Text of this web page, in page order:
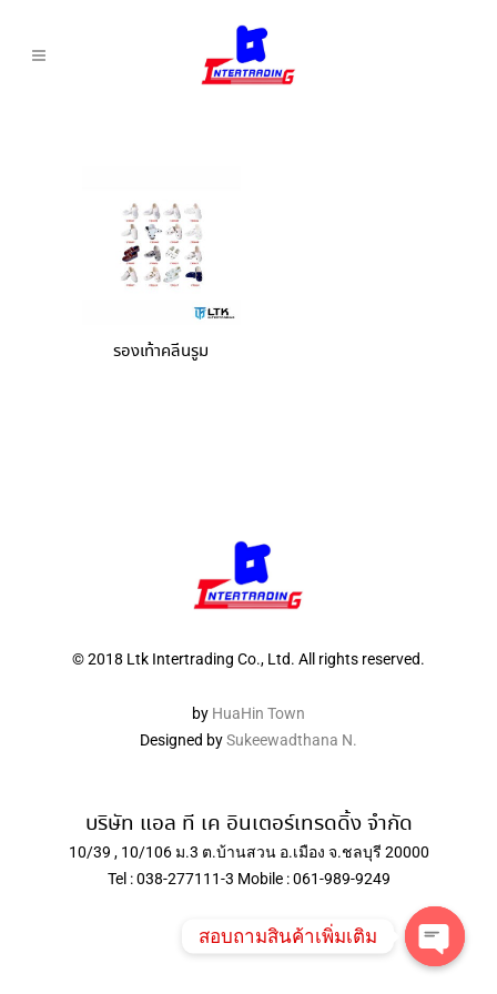
รองเท้าคลีนรูม
© 2018 Ltk Intertrading Co., Ltd. All rights reserved.
by HuaHin Town
Designed bySukeewadthana N.
บริษัท แอล ที เค อินเตอร์เทรดดิ้ง จำกัด
10/39 , 10/106 ม.3 ต.บ้านสวน อ.เมือง จ.ชลบุรี 20000
Tel : 038-277111-3 Mobile : 061-989-9249
สอบถามสินค้าเพิ่มเติม
Open